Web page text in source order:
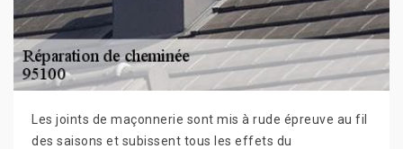
Les joints de maçonnerie sont mis à rude épreuve au fil
des saisons et subissent tous les effets du